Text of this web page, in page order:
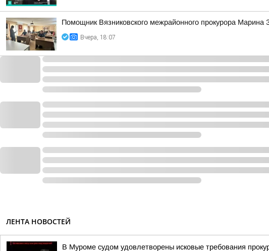
Помощник Вязниковского межрайонного прокурора
Вчера, 18:07
ЛЕНТА НОВОСТЕЙ
В Муроме судом удовлетворены исковые требования